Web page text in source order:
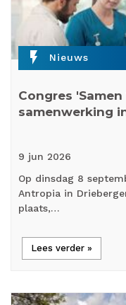
flash_on Nieuws
Congres
samenwerking
9 jun 2026
Op dinsdag 8
Antropia in
plaats,…
Lees verder »